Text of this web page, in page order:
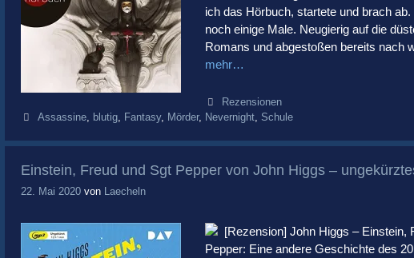
ich das Hörbuch, startete und brach
noch einige Male. Neugierig auf die
Romans und abgestoßen bereits nach
mehr…
Kategorien
Rezensionen
Schlagwörter
Assassine, blutig, Fantasy, Mörder, Nevernight, Schule
Einstein, Freud und Sgt Pepper von John Higgs –
22. Mai 2020 von Laecheln
[Rezension] John Higgs – Einstein,
Pepper: Eine andere Geschichte des